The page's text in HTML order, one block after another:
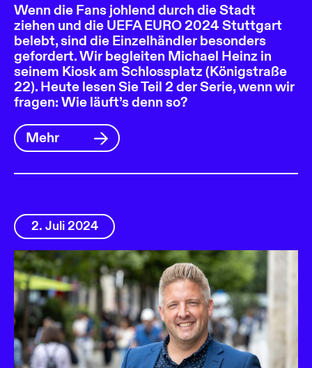
Wenn die Fans johlend durch die Stadt
ziehen und die UEFA EURO 2024 Stuttgart
belebt, sind die Einzelhändler besonders
gefordert. Wir begleiten Michael Heinz in
seinem Kiosk am Schlossplatz (Königstraße
22). Heute lesen Sie Teil 2 der Serie, wenn wir
fragen: Wie läuft’s denn so?
Mehr
2. Juli 2024